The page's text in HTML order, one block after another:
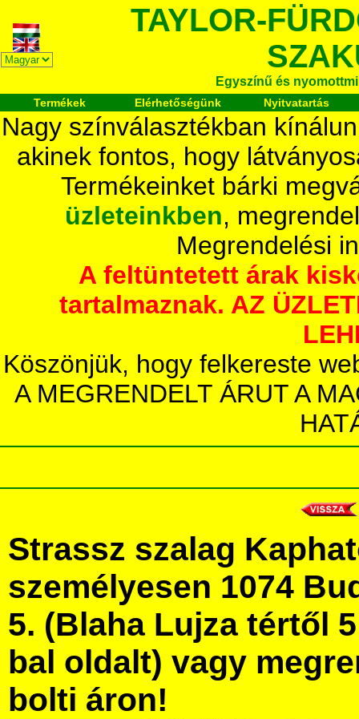
TAYLOR-
Egyszínű és
Termékek Elérhetőségünk Nyitvatartás
Nagy színválasztékban
akinek fontos, hogy
Termékeinket bárki
üzleteinkben,
Megrendelési
A feltüntetett árak
tartalmaznak. AZ
Köszönjük, hogy felkereste
A MEGRENDELT ÁRUT A
Strassz szalag
személyesen 1074
5. (Blaha Lujza tértől
bal oldalt) vagy
bolti áron!